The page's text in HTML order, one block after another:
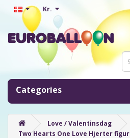
Kr.
Categories
Love / Valentinsdag
Two Hearts One Love Hjerter